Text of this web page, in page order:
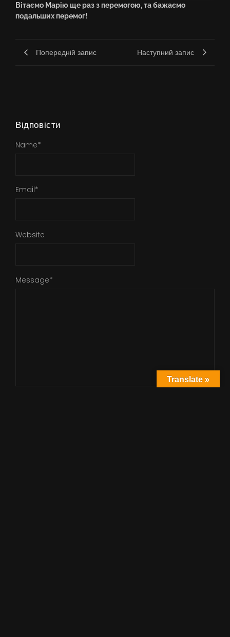
Вітаємо Марію ще раз з перемогою, та бажаємо
подальших перемог!
Попередній запис Наступний запис
Відповісти
Message*
Name*
Email*
Website
Translate »